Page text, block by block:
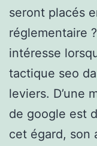
seront placés
réglementaire
intéresse
tactique seo
leviers. D’une
de google est
cet égard, son